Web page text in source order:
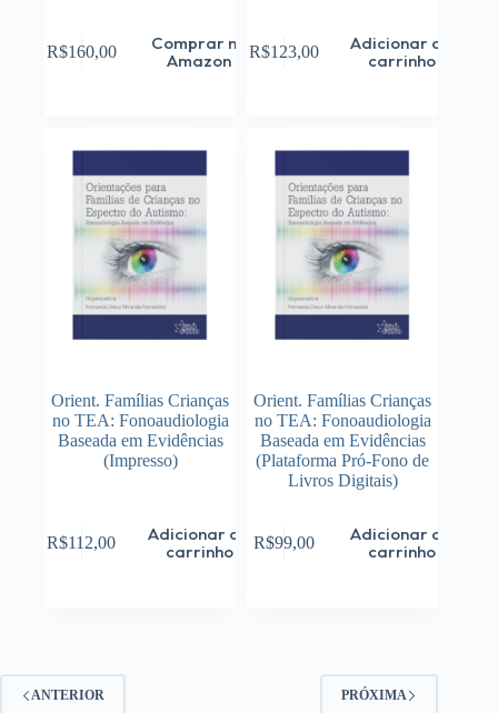
R$160,00
Comprar na
Amazon
R$123,00
Adicionar ao
carrinho
Orient. Famílias Crianças
no TEA: Fonoaudiologia
Baseada em Evidências
(Impresso)
R$112,00
Adicionar ao
carrinho
Orient. Famílias Crianças
no TEA: Fonoaudiologia
Baseada em Evidências
(Plataforma Pró-Fono de
Livros Digitais)
R$99,00
Adicionar ao
carrinho
ANTERIOR PRÓXIMA